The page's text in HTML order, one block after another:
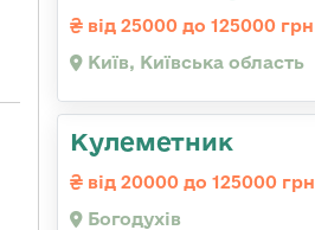
від 25000 до 125000 грн
Київ, Київська область
Кулеметник
від 20000 до 125000 грн
Богодухів